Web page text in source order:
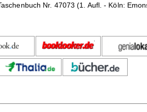
Nr. 47073 (1. Aufl. - Köln: